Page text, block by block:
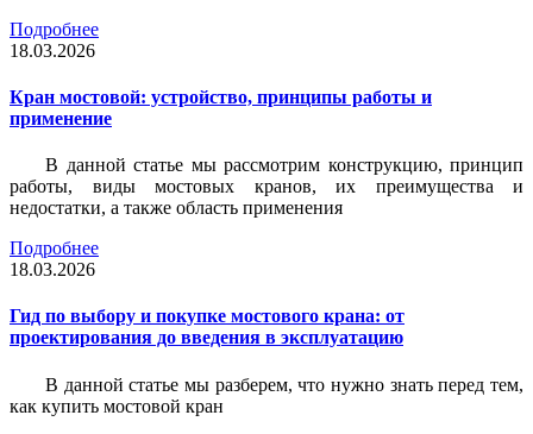
Подробнее
18.03.2026
Кран мостовой: устройство, принципы работы и
применение
В данной статье мы рассмотрим конструкцию, принцип
работы, виды мостовых кранов, их преимущества и
недостатки, а также область применения
Подробнее
18.03.2026
Гид по выбору и покупке мостового крана: от
проектирования до введения в эксплуатацию
В данной статье мы разберем, что нужно знать перед тем,
как купить мостовой кран